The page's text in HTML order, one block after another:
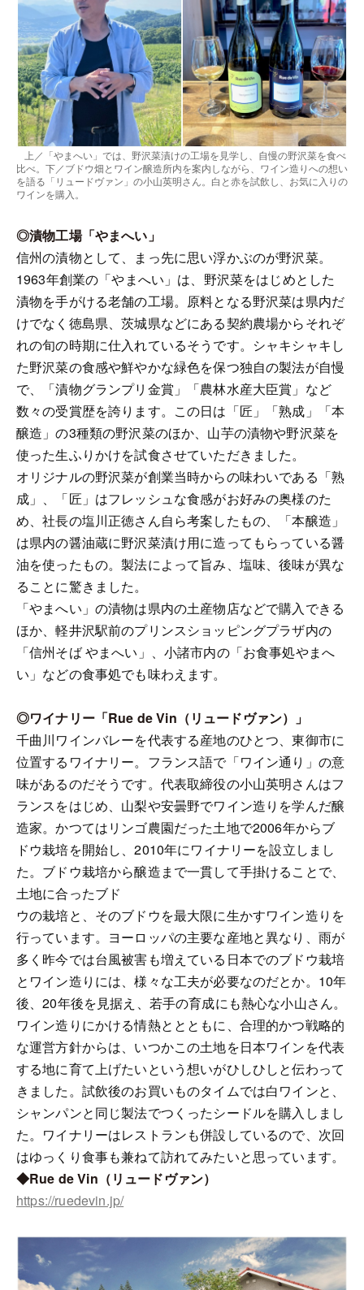
上／「やまへい」では、野沢菜漬けの工場を見学し、自慢の野沢菜を食べ
比べ。下／ブドウ畑とワイン醸造所内を案内しながら、ワイン造りへの想い
を語る「リュードヴァン」の小山英明さん。白と赤を試飲し、お気に入りの
ワインを購入。
◎漬物工場「やまへい」
信州の漬物として、まっ先に思い浮かぶのが野沢菜。
1963年創業の「やまへい」は、野沢菜をはじめとした
漬物を手がける老舗の工場。原料となる野沢菜は県内だ
けでなく徳島県、茨城県などにある契約農場からそれぞ
れの旬の時期に仕入れているそうです。シャキシャキし
た野沢菜の食感や鮮やかな緑色を保つ独自の製法が自慢
で、「漬物グランプリ金賞」「農林水産大臣賞」など
数々の受賞歴を誇ります。この日は「匠」「熟成」「本
醸造」の3種類の野沢菜のほか、山芋の漬物や野沢菜を
使った生ふりかけを試食させていただきました。
オリジナルの野沢菜が創業当時からの味わいである「熟
成」、「匠」はフレッシュな食感がお好みの奥様のた
め、社長の塩川正徳さん自ら考案したもの、「本醸造」
は県内の醤油蔵に野沢菜漬け用に造ってもらっている醤
油を使ったもの。製法によって旨み、塩味、後味が異な
ることに驚きました。
「やまへい」の漬物は県内の土産物店などで購入できる
ほか、軽井沢駅前のプリンスショッピングプラザ内の
「信州そば やまへい」、小諸市内の「お食事処やまへ
い」などの食事処でも味わえます。
◎ワイナリー「Rue de Vin（リュードヴァン）」
千曲川ワインバレーを代表する産地のひとつ、東御市に
位置するワイナリー。フランス語で「ワイン通り」の意
味があるのだそうです。代表取締役の小山英明さんはフ
ランスをはじめ、山梨や安曇野でワイン造りを学んだ醸
造家。かつてはリンゴ農園だった土地で2006年からブ
ドウ栽培を開始し、2010年にワイナリーを設立しまし
た。ブドウ栽培から醸造まで一貫して手掛けることで、
土地に合ったブド
ウの栽培と、そのブドウを最大限に生かすワイン造りを
行っています。ヨーロッパの主要な産地と異なり、雨が
多く昨今では台風被害も増えている日本でのブドウ栽培
とワイン造りには、様々な工夫が必要なのだとか。10年
後、20年後を見据え、若手の育成にも熱心な小山さん。
ワイン造りにかける情熱ととともに、合理的かつ戦略的
な運営方針からは、いつかこの土地を日本ワインを代表
する地に育て上げたいという想いがひしひしと伝わって
きました。試飲後のお買いものタイムでは白ワインと、
シャンパンと同じ製法でつくったシードルを購入しまし
た。ワイナリーはレストランも併設しているので、次回
はゆっくり食事も兼ねて訪れてみたいと思っています。
◆Rue de Vin（リュードヴァン）
https://ruedevin.jp/